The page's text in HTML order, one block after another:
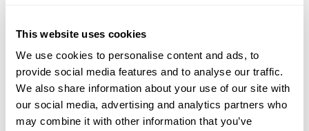
This website uses cookies
We use cookies to personalise content and ads, to
provide social media features and to analyse our traffic.
We also share information about your use of our site with
our social media, advertising and analytics partners who
may combine it with other information that you’ve
Enkel kraftig og buet falsefil. Til avsluttende filing på
OBS! Fabrikknye instrumenter må alltid rengjøres grundig,
deretter steriliseres. Dette skal gjøres før første gangs
bruk.